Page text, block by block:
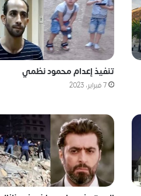
تنفيذ إعدام محمود نظمي
7 فبراير، 2023